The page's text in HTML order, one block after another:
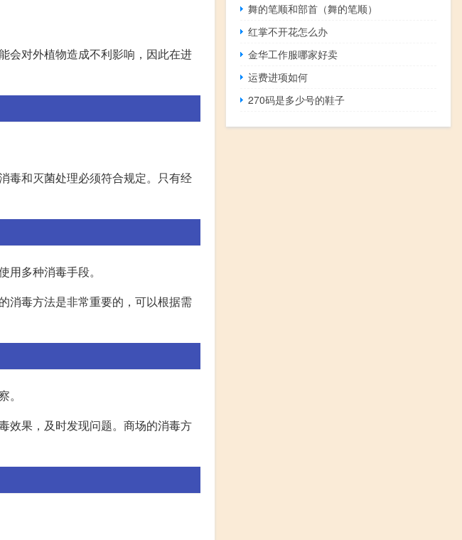
会对外植物造成不利影响，因此在进
毒和灭菌处理必须符合规定。只有经
多种消毒手段。
消毒方法是非常重要的，可以根据需
效果，及时发现问题。商场的消毒方
舞的笔顺和部首（舞的笔顺）
红掌不开花怎么办
金华工作服哪家好卖
运费进项如何
270码是多少号的鞋子